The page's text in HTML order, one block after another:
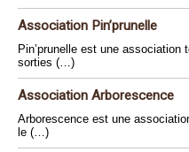
Association Pin’prunelle
Pin’prunelle est une association
sorties (…)
Association Arborescence
Arborescence est une
le (…)